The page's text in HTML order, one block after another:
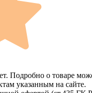
Подробно о товаре
указанным на сайте.